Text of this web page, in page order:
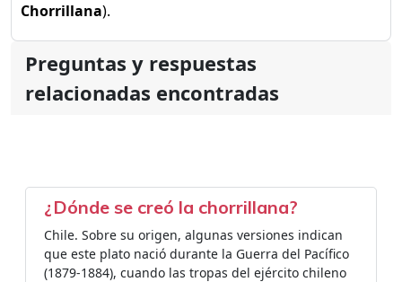
Chorrillana).
Preguntas y respuestas
relacionadas encontradas
¿Dónde se creó la chorrillana?
Chile. Sobre su origen, algunas versiones indican
que este plato nació durante la Guerra del Pacífico
(1879-1884), cuando las tropas del ejército chileno